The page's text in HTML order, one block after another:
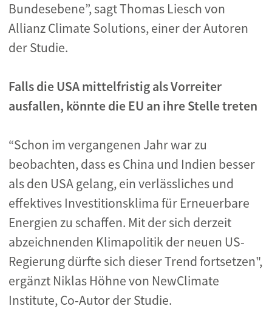
Bundesebene”, sagt Thomas Liesch von
Allianz Climate Solutions, einer der Autoren
der Studie.
Falls die USA mittelfristig als Vorreiter
ausfallen, könnte die EU an ihre Stelle treten
“Schon im vergangenen Jahr war zu
beobachten, dass es China und Indien besser
als den USA gelang, ein verlässliches und
effektives Investitionsklima für Erneuerbare
Energien zu schaffen. Mit der sich derzeit
abzeichnenden Klimapolitik der neuen US-
Regierung dürfte sich dieser Trend fortsetzen",
ergänzt Niklas Höhne von NewClimate
Institute, Co-Autor der Studie.